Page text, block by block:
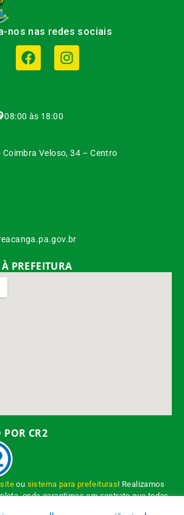
nos nas redes sociais
08:00 às 18:00
Coimbra Veloso, 34 – Centro
PREFEITURA
POR CR2
ou sistema para prefeituras! Realizamos
onde garantimos em contrato que todas